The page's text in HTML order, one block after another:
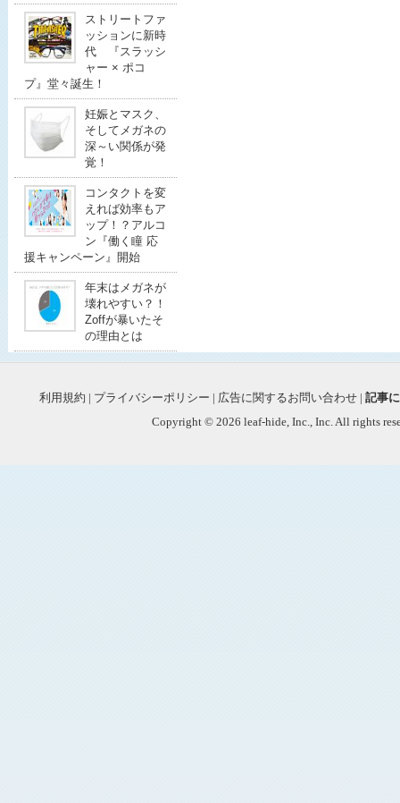
ストリートファ
ッションに新時
代 『スラッシ
ャー × ポコ
プ』堂々誕生！
妊娠とマスク、
そしてメガネの
深～い関係が発
覚！
コンタクトを変
えれば効率もア
ップ！？アルコ
ン『働く瞳 応
援キャンペーン』開始
年末はメガネが
壊れやすい？！
Zoffが暴いたそ
の理由とは
利用規約 | プライバシーポリシー | 広告に関するお問い合わせ | 記事
Copyright © 2026 leaf-hide, Inc., Inc. All rights